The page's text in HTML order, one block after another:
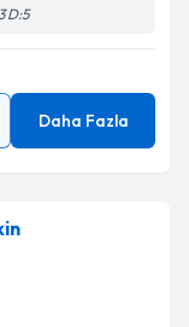
D:5
Daha Fazla